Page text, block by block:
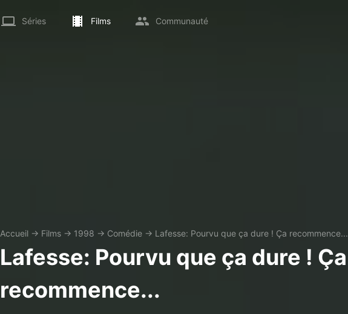
Séries Films Communauté
Accueil → Films → 1998 → Comédie → Lafesse: Pourvu que ça dure ! Ça recommence...
Lafesse: Pourvu que ça dure ! Ça
recommence...